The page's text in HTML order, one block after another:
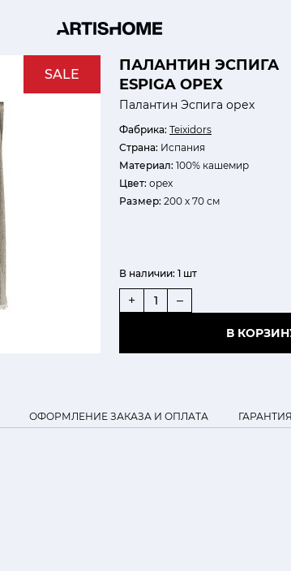
ПАЛАНТИН ЭСПИГА
ESPIGA ОРЕХ
Палантин Эспига орех
Фабрика: Teixidors
Страна: Испания
Материал: 100% кашемир
Цвет: орех
Размер: 200 х 70 см
В наличии: 1 шт
+ –
В
SALE
ОФОРМЛЕНИЕ ЗАКАЗА И ОПЛАТА ГАРАНТИЯ